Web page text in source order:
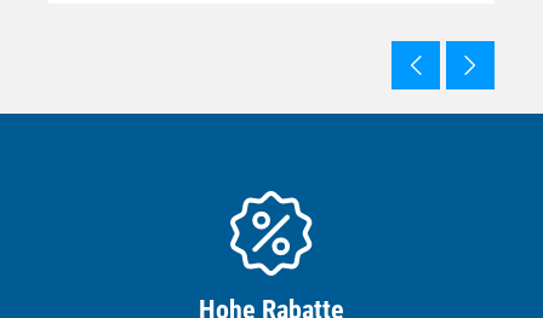
Hohe Rabatte